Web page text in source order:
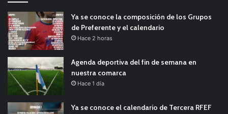
Ya se conoce la composición de los Grupos
de Preferente y el calendario
Hace 2 horas
Agenda deportiva del fin de semana en
nuestra comarca
Hace 1 día
Ya se conoce el calendario de Tercera RFEF